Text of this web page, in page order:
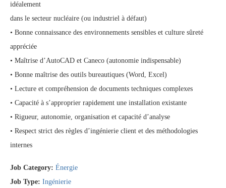
idéalement
dans le secteur nucléaire (ou industriel à défaut)
• Bonne connaissance des environnements sensibles et culture sûreté
appréciée
• Maîtrise d’AutoCAD et Caneco (autonomie indispensable)
• Bonne maîtrise des outils bureautiques (Word, Excel)
• Lecture et compréhension de documents techniques complexes
• Capacité à s’approprier rapidement une installation existante
• Rigueur, autonomie, organisation et capacité d’analyse
• Respect strict des règles d’ingénierie client et des méthodologies
internes
Job Category: Énergie
Job Type: Ingénierie